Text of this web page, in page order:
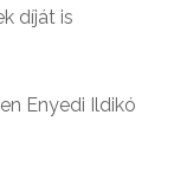
díját is
Enyedi Ildikó